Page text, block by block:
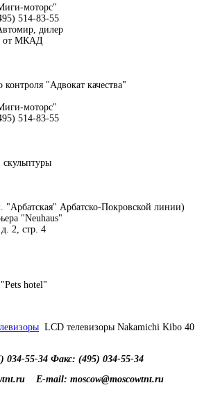
моторс"
514-83-55
дилер
от МКАД
контроля "Адвокат качества"
моторс"
514-83-55
скульптуры
Арбатско-Покровской линии)
"Neuhaus"
2, стр. 4
hotel"
LCD телевизоры Nakamichi Kibo 40
034-55-34 Факс: (495) 034-55-34
E-mail: moscow@moscowtnt.ru